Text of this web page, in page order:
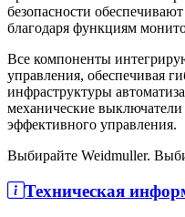
безопасности
благодаря функциям
Все компоненты
управления, обеспечивая
инфраструктуры
механические
эффективного управления.
Выбирайте Weidmuller.
Техническая